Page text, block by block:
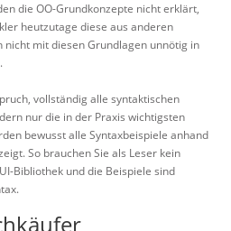
die OO-Grundkonzepte nicht erklärt,
heutzutage diese aus anderen
nicht mit diesen Grundlagen unnötig in
vollständig alle syntaktischen
nur die in der Praxis wichtigsten
bewusst alle Syntaxbeispiele anhand
So brauchen Sie als Leser kein
Bibliothek und die Beispiele sind